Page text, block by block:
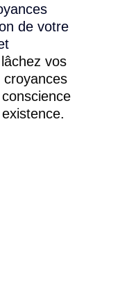
de votre
lâchez vos
croyances